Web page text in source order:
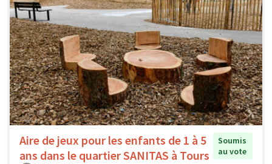
Aire de jeux pour les enfants de 1 à 5
ans dans le quartier SANITAS à Tours
Soumis
au vote